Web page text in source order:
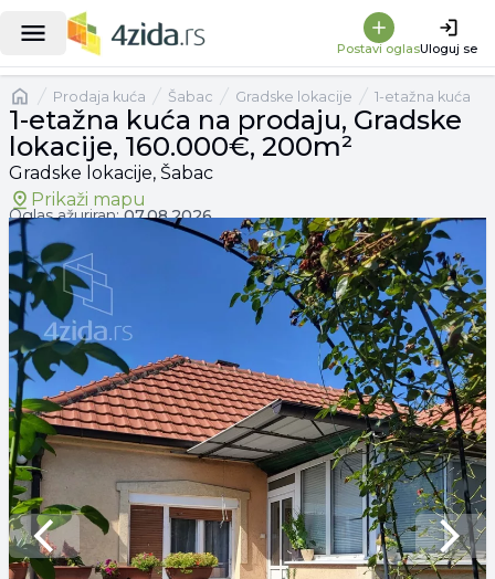
Postavi oglasUloguj se
| 1-etažna kuća na prodaju, Gradske lokacije, 160.000€, 200m²
Naslovnaprodaja kuća Šabac Gradske lokacije 1-etažna kuća
1-etažna kuća na prodaju, Gradske
lokacije, 160.000€, 200m²
Gradske lokacije, Šabac
Prikaži mapu
Oglas ažuriran: 07.08.2026.
Previous slide Next